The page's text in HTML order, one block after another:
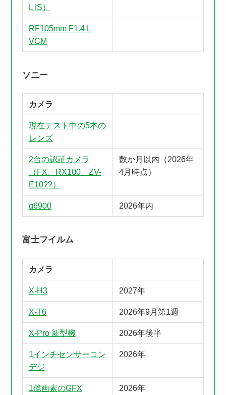
L IS）
RF105mm F1.4 L
VCM
ソニー
カメラ
現在テスト中の5本の
レンズ
2台の認証カメラ
（FX、RX100、ZV-
E10??）
数か月以内（2026年
4月時点）
α6900 2026年内
富士フイルム
カメラ
X-H3 2027年
X-T6 2026年9月第1週
X-Pro 新型機 2026年後半
1インチセンサーコン
デジ
2026年
1億画素のGFX 2026年